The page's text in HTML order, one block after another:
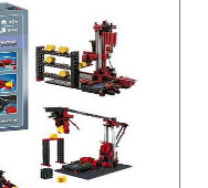
Медичні тренажери та манекени